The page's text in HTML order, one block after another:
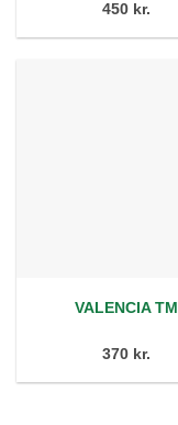
450 kr.
VALENCIA TM
370 kr.